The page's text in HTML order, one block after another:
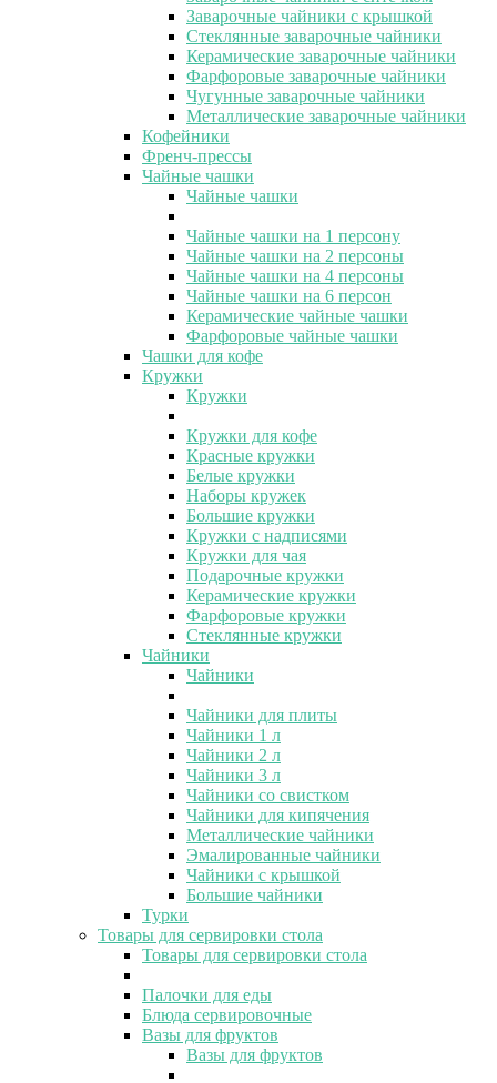
Заварочные чайники с крышкой
Стеклянные заварочные чайники
Керамические заварочные чайники
Фарфоровые заварочные чайники
Чугунные заварочные чайники
Металлические заварочные чайники
Кофейники
Френч-прессы
Чайные чашки
Чайные чашки
Чайные чашки на 1 персону
Чайные чашки на 2 персоны
Чайные чашки на 4 персоны
Чайные чашки на 6 персон
Керамические чайные чашки
Фарфоровые чайные чашки
Чашки для кофе
Кружки
Кружки
Кружки для кофе
Красные кружки
Белые кружки
Наборы кружек
Большие кружки
Кружки с надписями
Кружки для чая
Подарочные кружки
Керамические кружки
Фарфоровые кружки
Стеклянные кружки
Чайники
Чайники
Чайники для плиты
Чайники 1 л
Чайники 2 л
Чайники 3 л
Чайники со свистком
Чайники для кипячения
Металлические чайники
Эмалированные чайники
Чайники с крышкой
Большие чайники
Турки
Товары для сервировки стола
Товары для сервировки стола
Палочки для еды
Блюда сервировочные
Вазы для фруктов
Вазы для фруктов